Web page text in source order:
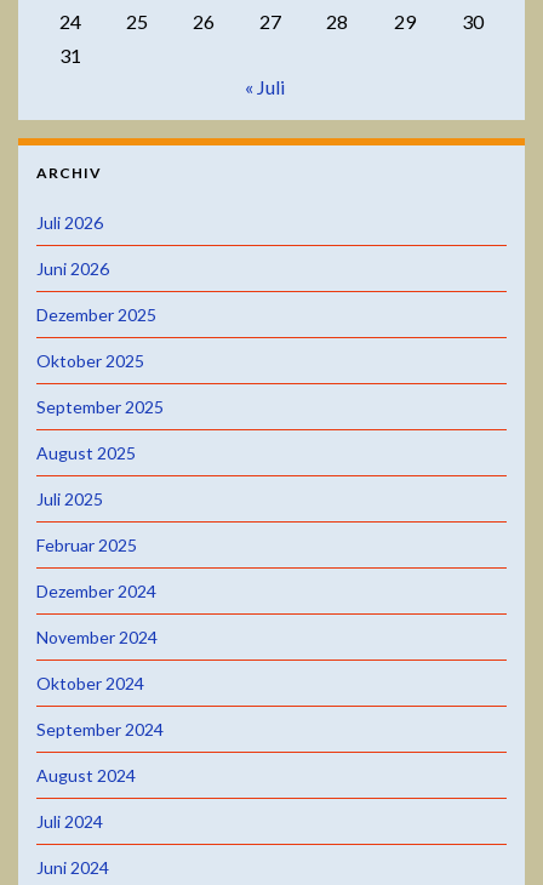
24
25 26 27 28 29
30
31
« Juli
ARCHIV
Juli 2026
Juni 2026
Dezember 2025
Oktober 2025
September 2025
August 2025
Juli 2025
Februar 2025
Dezember 2024
November 2024
Oktober 2024
September 2024
August 2024
Juli 2024
Juni 2024